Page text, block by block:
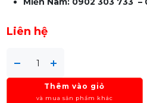
Liên hệ
Thêm vào giỏ
và mua sản phẩm khác